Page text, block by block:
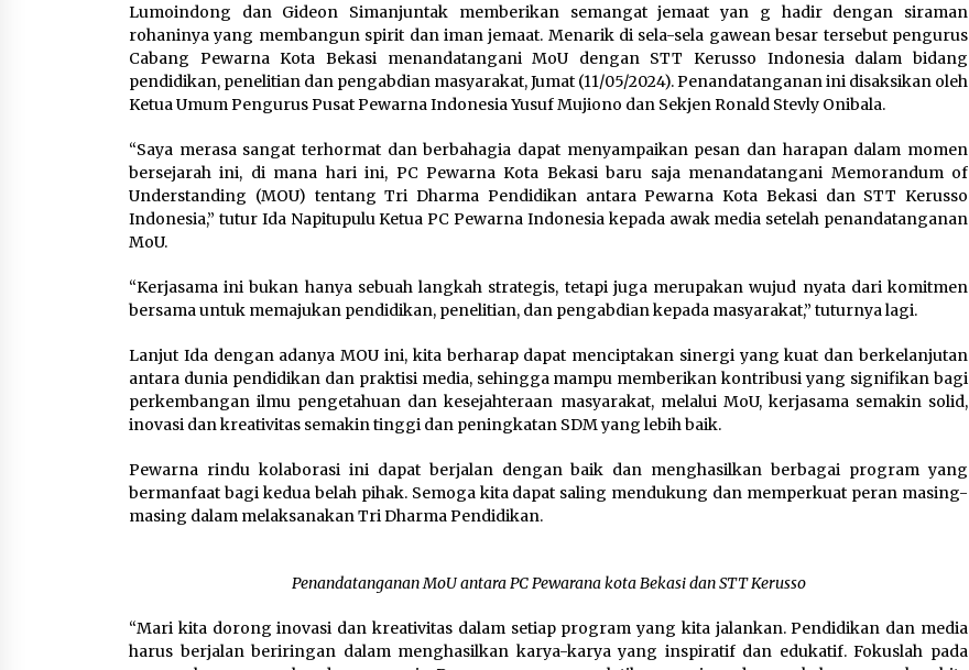
Lumoindong dan Gideon Simanjuntak memberikan semangat jemaat yan g hadir dengan siraman
rohaninya yang membangun spirit dan iman jemaat. Menarik di sela-sela gawean besar tersebut pengurus
Cabang Pewarna Kota Bekasi menandatangani MoU dengan STT Kerusso Indonesia dalam bidang
pendidikan, penelitian dan pengabdian masyarakat, Jumat (11/05/2024). Penandatanganan ini disaksikan oleh
Ketua Umum Pengurus Pusat Pewarna Indonesia Yusuf Mujiono dan Sekjen Ronald Stevly Onibala.
“Saya merasa sangat terhormat dan berbahagia dapat menyampaikan pesan dan harapan dalam momen
bersejarah ini, di mana hari ini, PC Pewarna Kota Bekasi baru saja menandatangani Memorandum of
Understanding (MOU) tentang Tri Dharma Pendidikan antara Pewarna Kota Bekasi dan STT Kerusso
Indonesia,” tutur Ida Napitupulu Ketua PC Pewarna Indonesia kepada awak media setelah penandatanganan
MoU.
“Kerjasama ini bukan hanya sebuah langkah strategis, tetapi juga merupakan wujud nyata dari komitmen
bersama untuk memajukan pendidikan, penelitian, dan pengabdian kepada masyarakat,” tuturnya lagi.
Lanjut Ida dengan adanya MOU ini, kita berharap dapat menciptakan sinergi yang kuat dan berkelanjutan
antara dunia pendidikan dan praktisi media, sehingga mampu memberikan kontribusi yang signifikan bagi
perkembangan ilmu pengetahuan dan kesejahteraan masyarakat, melalui MoU, kerjasama semakin solid,
inovasi dan kreativitas semakin tinggi dan peningkatan SDM yang lebih baik.
Pewarna rindu kolaborasi ini dapat berjalan dengan baik dan menghasilkan berbagai program yang
bermanfaat bagi kedua belah pihak. Semoga kita dapat saling mendukung dan memperkuat peran masing-
masing dalam melaksanakan Tri Dharma Pendidikan.
Penandatanganan MoU antara PC Pewarana kota Bekasi dan STT Kerusso
“Mari kita dorong inovasi dan kreativitas dalam setiap program yang kita jalankan. Pendidikan dan media
harus berjalan beriringan dalam menghasilkan karya-karya yang inspiratif dan edukatif. Fokuslah pada